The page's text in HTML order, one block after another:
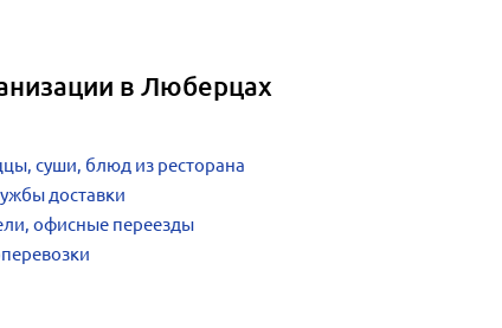
в Люберцах
суши, блюд из ресторана
доставки
офисные переезды